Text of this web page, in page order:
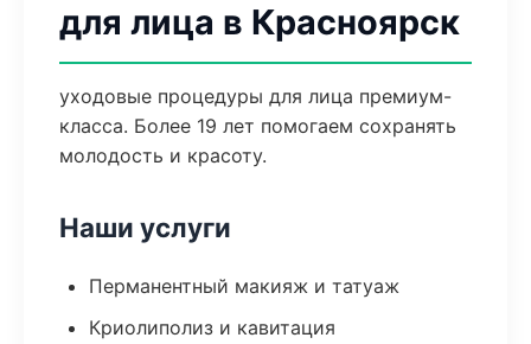
для лица в Красноярск
уходовые процедуры для лица премиум-
класса. Более 19 лет помогаем сохранять
молодость и красоту.
Наши услуги
Перманентный макияж и татуаж
Криолиполиз и кавитация